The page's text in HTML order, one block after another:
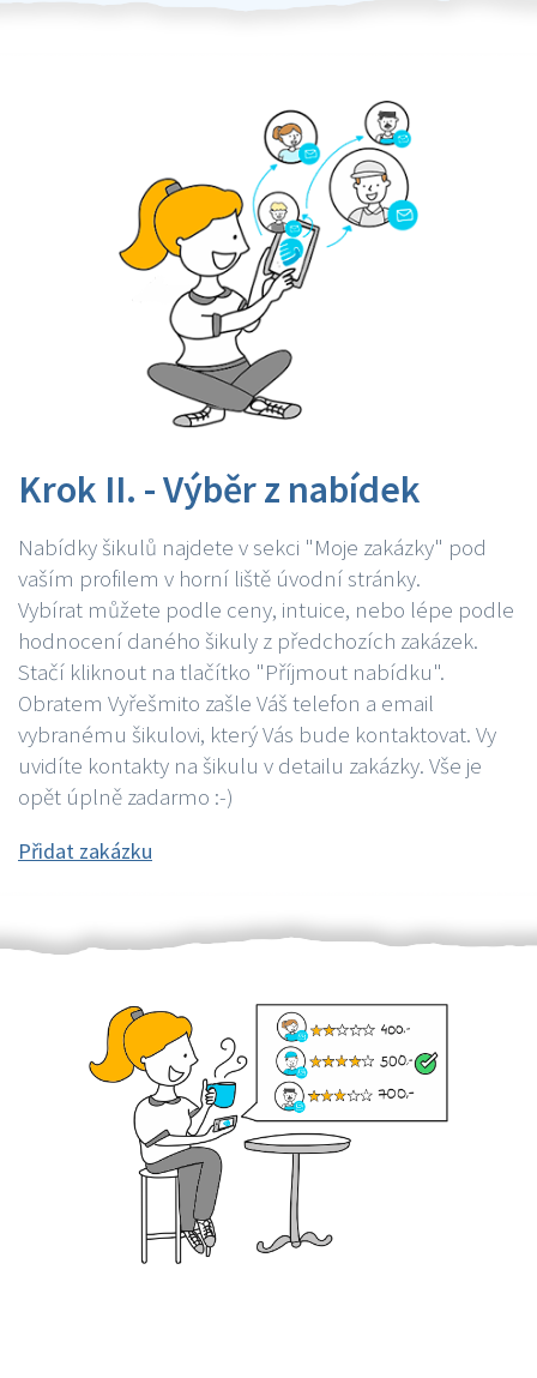
Krok II. - Výběr z nabídek
Nabídky šikulů najdete v sekci "Moje zakázky" pod
vaším profilem v horní liště úvodní stránky.
Vybírat můžete podle ceny, intuice, nebo lépe podle
hodnocení daného šikuly z předchozích zakázek.
Stačí kliknout na tlačítko "Příjmout nabídku".
Obratem Vyřešmito zašle Váš telefon a email
vybranému šikulovi, který Vás bude kontaktovat. Vy
uvidíte kontakty na šikulu v detailu zakázky. Vše je
opět úplně zadarmo :-)
Přidat zakázku